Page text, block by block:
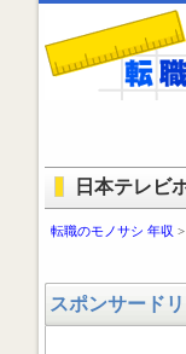
日本テレビ
転職のモノサシ 年収
スポンサード